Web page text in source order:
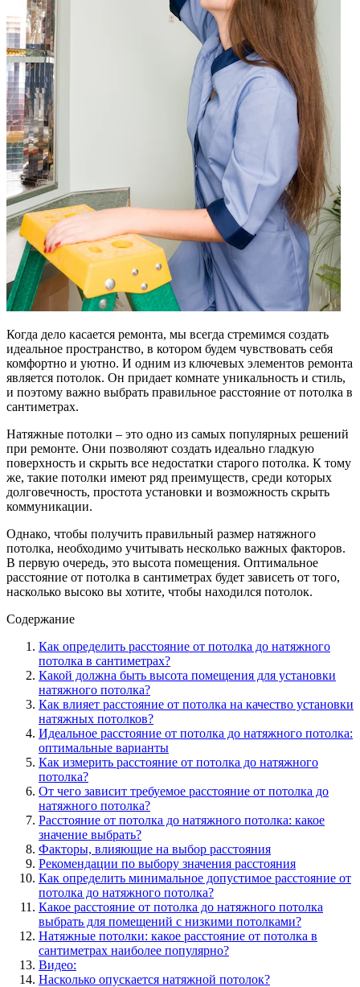
Когда дело касается ремонта, мы всегда стремимся создать
идеальное пространство, в котором будем чувствовать себя
комфортно и уютно. И одним из ключевых элементов ремонта
является потолок. Он придает комнате уникальность и стиль,
и поэтому важно выбрать правильное расстояние от потолка в
сантиметрах.
Натяжные потолки – это одно из самых популярных решений
при ремонте. Они позволяют создать идеально гладкую
поверхность и скрыть все недостатки старого потолка. К тому
же, такие потолки имеют ряд преимуществ, среди которых
долговечность, простота установки и возможность скрыть
коммуникации.
Однако, чтобы получить правильный размер натяжного
потолка, необходимо учитывать несколько важных факторов.
В первую очередь, это высота помещения. Оптимальное
расстояние от потолка в сантиметрах будет зависеть от того,
насколько высоко вы хотите, чтобы находился потолок.
Содержание
Как определить расстояние от потолка до натяжного
потолка в сантиметрах?
Какой должна быть высота помещения для установки
натяжного потолка?
Как влияет расстояние от потолка на качество установки
натяжных потолков?
Идеальное расстояние от потолка до натяжного потолка:
оптимальные варианты
Как измерить расстояние от потолка до натяжного
потолка?
От чего зависит требуемое расстояние от потолка до
натяжного потолка?
Расстояние от потолка до натяжного потолка: какое
значение выбрать?
Факторы, влияющие на выбор расстояния
Рекомендации по выбору значения расстояния
Как определить минимальное допустимое расстояние от
потолка до натяжного потолка?
Какое расстояние от потолка до натяжного потолка
выбрать для помещений с низкими потолками?
Натяжные потолки: какое расстояние от потолка в
сантиметрах наиболее популярно?
Видео:
Насколько опускается натяжной потолок?